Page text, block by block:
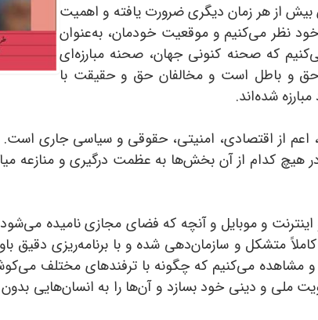
بیش از هر زمان دیگری ضرورت یافته و اهمیت
نظر می‌کنیم و موقعیت خودمان، به‌عنوان
که صحنه کنونی جهان، صحنه مبارزه‌ای
و باطل است و مخالفان حق و حقیقت با
شده‌اند.
اعم از اقتصادی، امنیتی، حقوقی و سیاسی جاری
هیچ کدام از آن بخش‌ها به عظمت درگیری و منازعه
اینترنت و موبایل و آنچه که فضای مجازی نامیده
متشکل و سازمان‌دهی شده و با برنامه‌ریزی دقیق
مشاهده می‌کنیم که چگونه با ترفندهای مختلف
ملی و دینی خود بسازد و آن‌ها را به انسان‌هایی